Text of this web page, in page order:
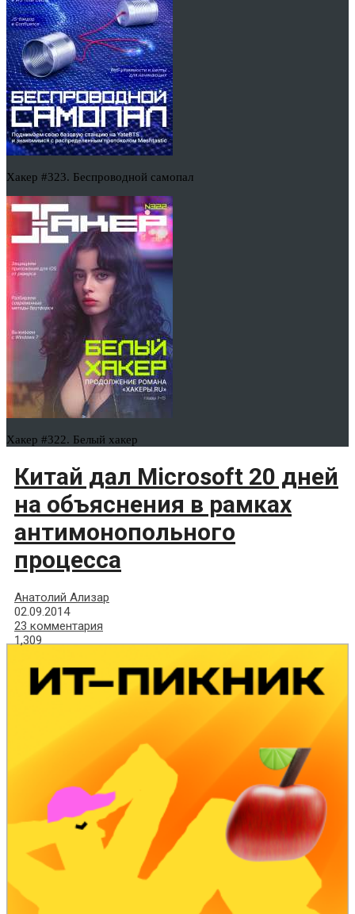
Хакер #323. Беспроводной самопал
Хакер #322. Белый хакер
Китай дал Microsoft 20 дней
на объяснения в рамках
антимонопольного
процесса
Анатолий Ализар
02.09.2014
23 комментария
1,309